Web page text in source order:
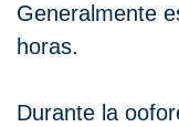
Generalmente
horas.
Durante la